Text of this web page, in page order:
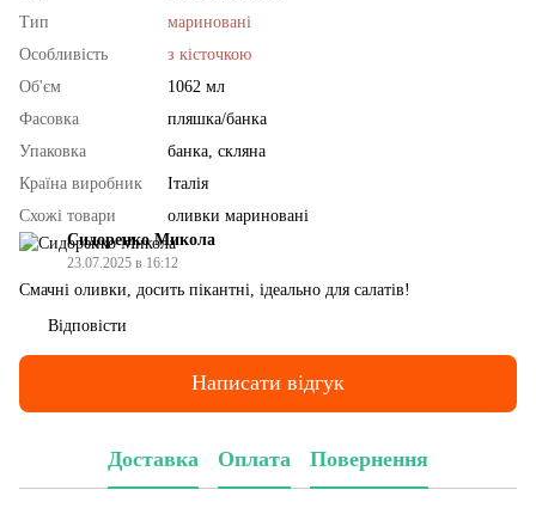
Тип
мариновані
Особливість
з кісточкою
Об'єм
1062 мл
Фасовка
пляшка/банка
Упаковка
банка, скляна
Країна виробник
Італія
Схожі товари
оливки мариновані
Сидоренко Микола
23.07.2025 в 16:12
Смачні оливки, досить пікантні, ідеально для салатів!
Відповісти
Написати відгук
Доставка Оплата Повернення